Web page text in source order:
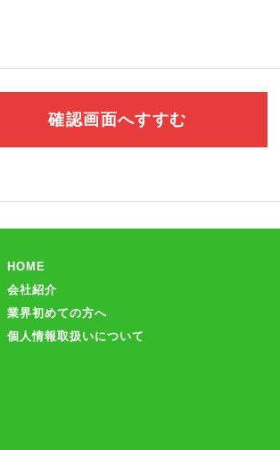
HOME
会社紹介
業界初めての方へ
個人情報取扱いについて